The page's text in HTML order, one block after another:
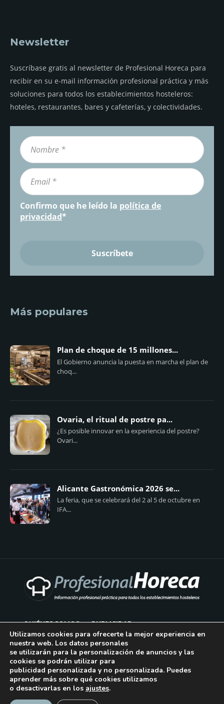
Newsletter
Suscríbase gratis al newsletter de Profesional Horeca para
recibir en su e-mail información profesional práctica y más
soluciones para todos los establecimientos hosteleros:
hoteles, restaurantes, bares y cafeterías, y colectividades.
Confirmo que he leído la política de
privacidad*
Más populares
Plan de choque de 15 millones...
El Gobierno anuncia la puesta en marcha el plan de
choq...
Ovaria, el ritual de postre pa...
¿Es posible innovar en la experiencia del postre?
Ovari...
Alicante Gastronómica 2026 se...
La feria, que se celebrará del 2 al 5 de octubre en
IFA...
QUIÉNES SOMOS PUBLICIDAD
AVISO LEGAL
POLÍTICA DE COOKIES
POLÍTICA DE PRIVACIDAD
Utilizamos cookies para ofrecerte la mejor experiencia en
nuestra web. Los datos personales
se utilizarán para la personalización de anuncios y las
cookies se podrán utilizar para
publicidad personalizada y no personalizada. Puedes
aprender más sobre qué cookies utilizamos
o desactivarlas en los ajustes.